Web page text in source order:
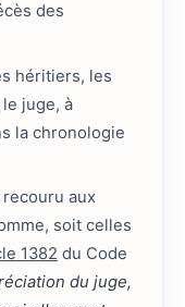
des
héritiers, les
juge, à
la chronologie
aux
soit celles
1382 du Code
du juge,